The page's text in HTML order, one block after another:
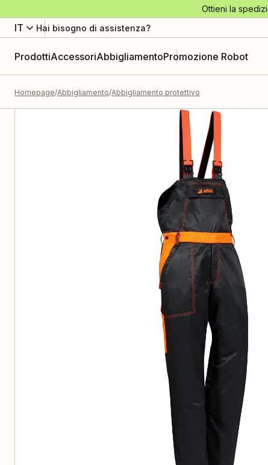
Ottieni la
IT Hai bisogno di assistenza?
ProdottiAccessoriAbbigliamentoPromozione Robot
Homepage Abbigliamento Abbigliamento protettivo